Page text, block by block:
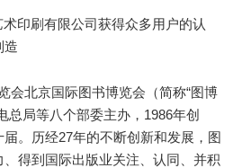
印刷有限公司获得众多用户的认
造
会北京国际图书博览会（简称“图博
总局等八个部委主办，1986年创
。历经27年的不断创新和发展，图
得到国际出版业关注、认同、并积